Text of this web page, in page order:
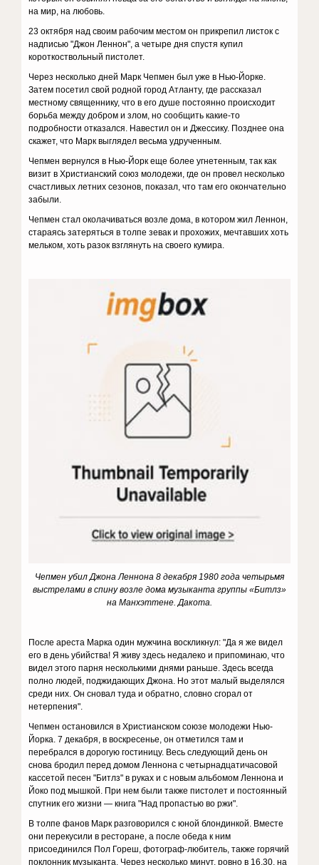
на мир, на любовь.
23 октября над своим рабочим местом он прикрепил листок с
надписью "Джон Леннон", а четыре дня спустя купил
короткоствольный пистолет.
Через несколько дней Марк Чепмен был уже в Нью-Йорке.
Затем посетил свой родной город Атланту, где рассказал
местному священнику, что в его душе постоянно происходит
борьба между добром и злом, но сообщить какие-то
подробности отказался. Навестил он и Джессику. Позднее она
скажет, что Марк выглядел весьма удрученным.
Чепмен вернулся в Нью-Йорк еще более угнетенным, так как
визит в Христианский союз молодежи, где он провел несколько
счастливых летних сезонов, показал, что там его окончательно
забыли.
Чепмен стал околачиваться возле дома, в котором жил Леннон,
стараясь затеряться в толпе зевак и прохожих, мечтавших хоть
мельком, хоть разок взглянуть на своего кумира.
Чепмен убил Джона Леннона 8 декабря 1980 года четырьмя
выстрелами в спину возле дома музыканта группы «Битлз»
на Манхэттене. Дакота.
После ареста Марка один мужчина воскликнул: "Да я же видел
его в день убийства! Я живу здесь недалеко и припоминаю, что
видел этого парня несколькими днями раньше. Здесь всегда
полно людей, поджидающих Джона. Но этот малый выделялся
среди них. Он сновал туда и обратно, словно сгорал от
нетерпения".
Чепмен остановился в Христианском союзе молодежи Нью-
Йорка. 7 декабря, в воскресенье, он отметился там и
перебрался в дорогую гостиницу. Весь следующий день он
снова бродил перед домом Леннона с четырнадцатичасовой
кассетой песен "Битлз" в руках и с новым альбомом Леннона и
Йоко под мышкой. При нем были также пистолет и постоянный
спутник его жизни — книга "Над пропастью во ржи".
В толпе фанов Марк разговорился с юной блондинкой. Вместе
они перекусили в ресторане, а после обеда к ним
присоединился Пол Гореш, фотограф-любитель, также горячий
поклонник музыканта. Через несколько минут, ровно в 16.30, на